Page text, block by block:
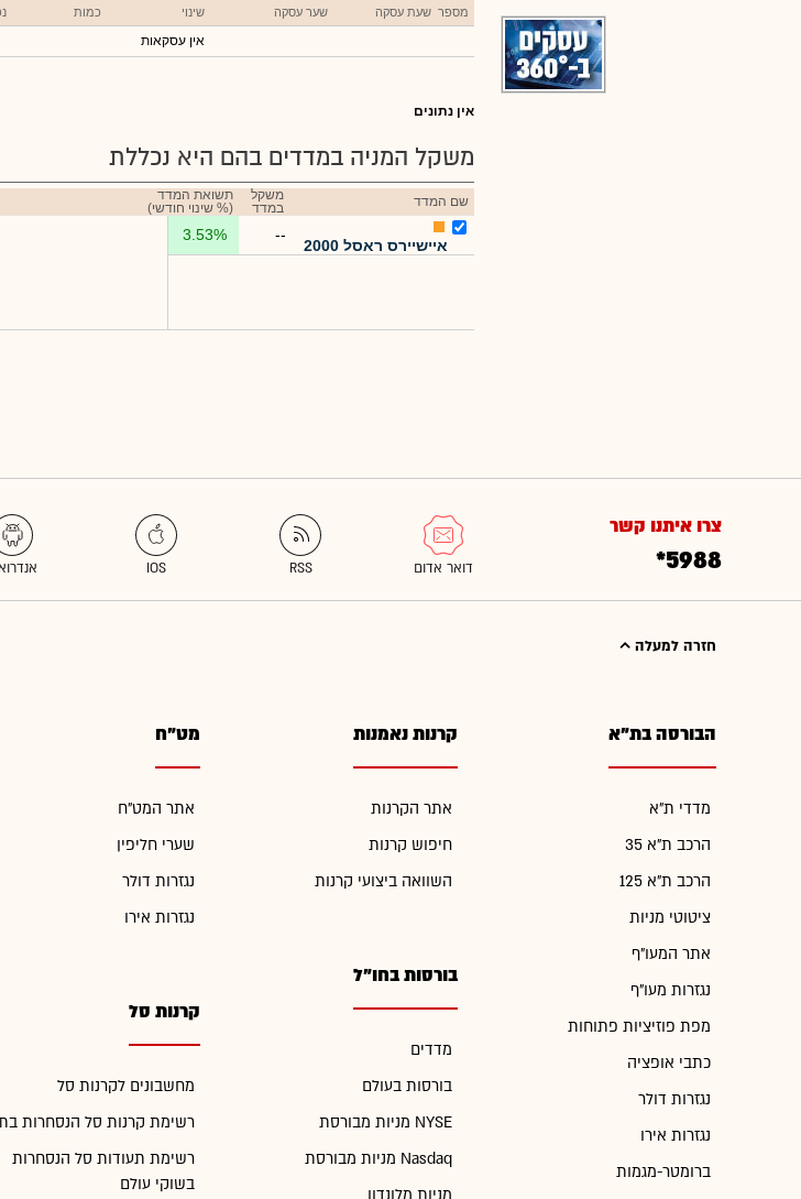
מספר שעת עסקה שער עסקה שינוי כמות
אין עסקאות
אין נתונים
משקל המניה במדדים בהם היא נכללת
שם המדד
משקל
במדד
תשואת המדד
(% שינוי חודשי)
איישיירס ראסל 2000
--
3.53%
צרו איתנו קשר
*5988
חזרה למעלה
הבורסה בת"א
מדדי ת"א
הרכב ת"א 35
הרכב ת"א 125
ציטוטי מניות
אתר המעו"ף
נגזרות מעו"ף
מפת פוזיציות פתוחות
כתבי אופציה
נגזרות דולר
נגזרות אירו
ברומטר-מגמות
קרנות נאמנות
אתר הקרנות
חיפוש קרנות
השוואה ביצועי קרנות
בורסות בחו"ל
מדדים
בורסות בעולם
מניות מבורסת NYSE
מניות מבורסת Nasdaq
מט"ח
אתר המט"ח
שערי חליפין
נגזרות דולר
נגזרות אירו
קרנות סל
מחשבונים לקרנות סל
רשימת קרנות סל הנסחרות
רשימת תעודות סל הנסחרות
בשוקי עולם